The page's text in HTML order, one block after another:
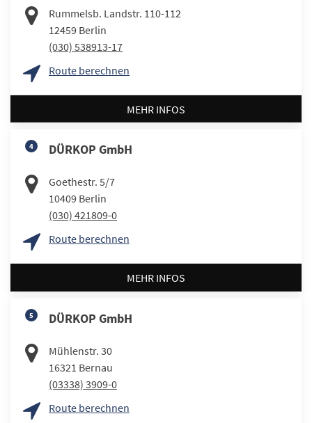
Rummelsb. Landstr. 110-112
12459 Berlin
(030) 538913-17
Route berechnen
MEHR INFOS
4 DÜRKOP GmbH
Goethestr. 5/7
10409 Berlin
(030) 421809-0
Route berechnen
MEHR INFOS
5 DÜRKOP GmbH
Mühlenstr. 30
16321 Bernau
(03338) 3909-0
Route berechnen